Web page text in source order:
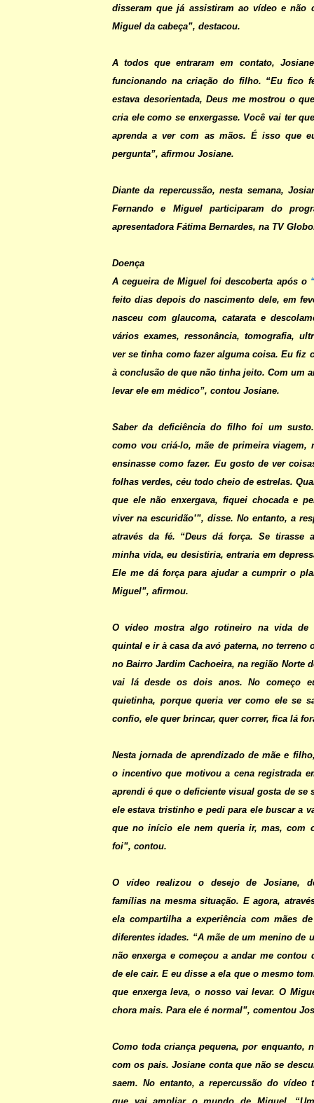
disseram que já assistiram ao vídeo e não
Miguel da cabeça”, destacou.
A todos que entraram em contato,
funcionando na criação do filho. “Eu fico
estava desorientada, Deus me mostrou o
cria ele como se enxergasse. Você vai ter
aprenda a ver com as mãos. É isso que
pergunta”, afirmou Josiane.
Diante da repercussão, nesta semana,
Fernando e Miguel participaram do
apresentadora Fátima Bernardes, na TV
Doença
A cegueira de Miguel foi descoberta após o
feito dias depois do nascimento dele, em
nasceu com glaucoma, catarata e
vários exames, ressonância, tomografia,
ver se tinha como fazer alguma coisa. Eu fiz
à conclusão de que não tinha jeito. Com um
levar ele em médico”, contou Josiane.
Saber da deficiência do filho foi um
como vou criá-lo, mãe de primeira viagem,
ensinasse como fazer. Eu gosto de ver
folhas verdes, céu todo cheio de estrelas.
que ele não enxergava, fiquei chocada e
viver na escuridão’”, disse. No entanto, a
através da fé. “Deus dá força. Se tirasse
minha vida, eu desistiria, entraria em
Ele me dá força para ajudar a cumprir o
Miguel”, afirmou.
O vídeo mostra algo rotineiro na vida de
quintal e ir à casa da avó paterna, no terreno
no Bairro Jardim Cachoeira, na região Norte
vai lá desde os dois anos. No começo
quietinha, porque queria ver como ele se
confio, ele quer brincar, quer correr, fica lá
Nesta jornada de aprendizado de mãe e
o incentivo que motivou a cena registrada
aprendi é que o deficiente visual gosta de se
ele estava tristinho e pedi para ele buscar a
que no início ele nem queria ir, mas, com
foi”, contou.
O vídeo realizou o desejo de Josiane,
famílias na mesma situação. E agora,
ela compartilha a experiência com mães
diferentes idades. “A mãe de um menino de
não enxerga e começou a andar me contou
de ele cair. E eu disse a ela que o mesmo
que enxerga leva, o nosso vai levar. O
chora mais. Para ele é normal”, comentou
Como toda criança pequena, por enquanto,
com os pais. Josiane conta que não se
saem. No entanto, a repercussão do vídeo